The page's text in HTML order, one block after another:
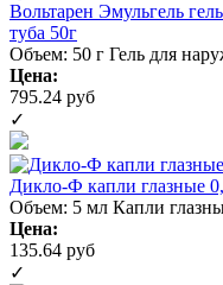
Вольтарен Эмульгель
туба 50г
Объем: 50 г Гель для
Цена:
795.24 руб
✓
Дикло-Ф капли глазные
Объем: 5 мл Капли
Цена:
135.64 руб
✓